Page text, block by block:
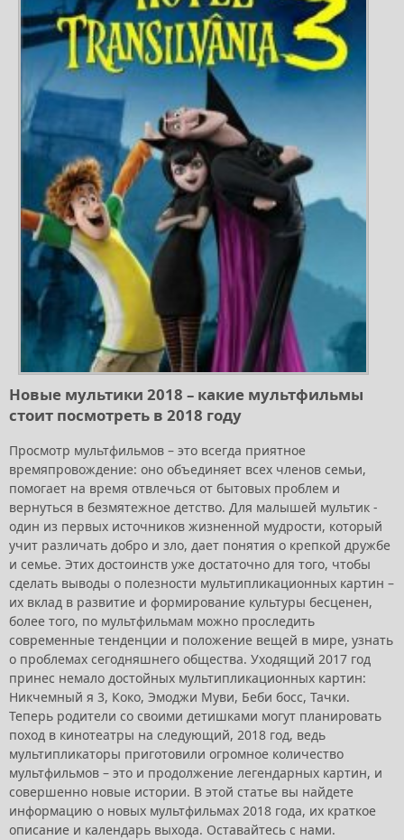
Новые мультики 2018 – какие мультфильмы
стоит посмотреть в 2018 году
Просмотр мультфильмов – это всегда приятное
времяпровождение: оно объединяет всех членов семьи,
помогает на время отвлечься от бытовых проблем и
вернуться в безмятежное детство. Для малышей мультик -
один из первых источников жизненной мудрости, который
учит различать добро и зло, дает понятия о крепкой дружбе
и семье. Этих достоинств уже достаточно для того, чтобы
сделать выводы о полезности мультипликационных картин –
их вклад в развитие и формирование культуры бесценен,
более того, по мультфильмам можно проследить
современные тенденции и положение вещей в мире, узнать
о проблемах сегодняшнего общества. Уходящий 2017 год
принес немало достойных мультипликационных картин:
Никчемный я 3, Коко, Эмоджи Муви, Беби босс, Тачки.
Теперь родители со своими детишками могут планировать
поход в кинотеатры на следующий, 2018 год, ведь
мультипликаторы приготовили огромное количество
мультфильмов – это и продолжение легендарных картин, и
совершенно новые истории. В этой статье вы найдете
информацию о новых мультфильмах 2018 года, их краткое
описание и календарь выхода. Оставайтесь с нами.